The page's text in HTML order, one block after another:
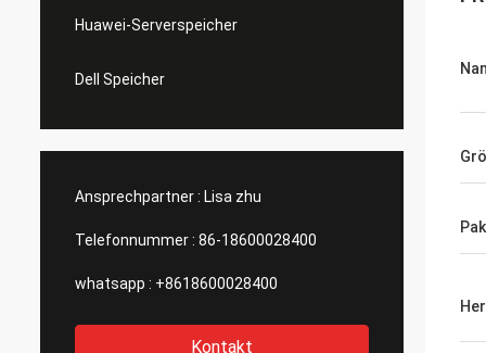
Huawei-Serverspeicher
Dell Speicher
Ansprechpartner : Lisa zhu
Telefonnummer : 86-18600028400
whatsapp : +8618600028400
Kontakt